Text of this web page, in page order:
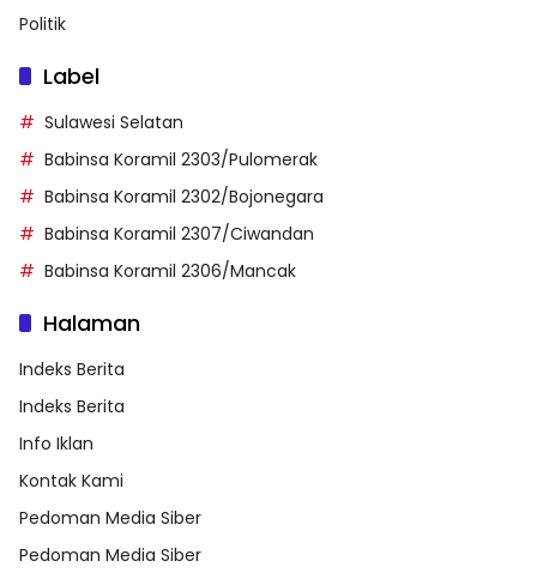
Politik
Label
Sulawesi Selatan
Babinsa Koramil 2303/Pulomerak
Babinsa Koramil 2302/Bojonegara
Babinsa Koramil 2307/Ciwandan
Babinsa Koramil 2306/Mancak
Halaman
Indeks Berita
Indeks Berita
Info Iklan
Kontak Kami
Pedoman Media Siber
Pedoman Media Siber